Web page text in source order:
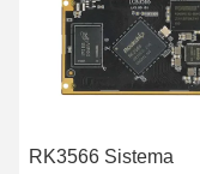
RK3566 Sistema